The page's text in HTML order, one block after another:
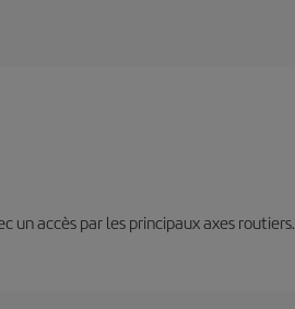
un accès par les principaux axes routiers.